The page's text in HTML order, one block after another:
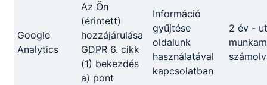
Google
Analytics
Az Ön
(érintett)
hozzájárulása
GDPR 6. cikk
(1) bekezdés
a) pont
Információ
gyűjtése
oldalunk
használatával
kapcsolatban
2 év -